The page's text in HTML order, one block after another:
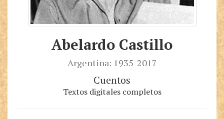
Abelardo Castillo
Argentina: 1935-2017
Cuentos
Textos digitales completos